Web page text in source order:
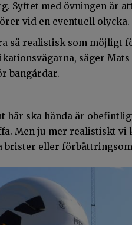
Syftet med övningen är
vid en eventuell olycka.
så realistisk som möjligt
säger
bangårdar.
här ska hända är
Men ju mer realistiskt vi
brister eller